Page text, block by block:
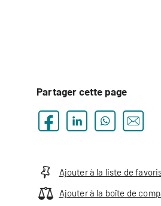
Partager cette page
Ajouter à la liste de
Ajouter à la boîte de